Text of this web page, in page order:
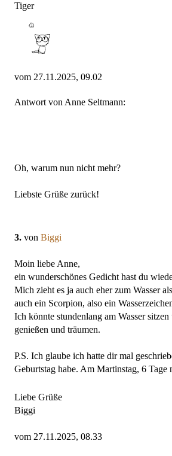
Tiger
vom 27.11.2025, 09.02
Antwort von Anne Seltmann:
Oh, warum nun nicht mehr?
Liebste Grüße zurück!
3. von Biggi
Moin liebe Anne,
ein wunderschönes Gedicht hast du
Mich zieht es ja auch eher zum Wasser
auch ein Scorpion, also ein
Ich könnte stundenlang am Wasser sitzen
genießen und träumen.
P.S. Ich glaube ich hatte dir mal
Geburtstag habe. Am Martinstag, 6 Tage
Liebe Grüße
Biggi
vom 27.11.2025, 08.33